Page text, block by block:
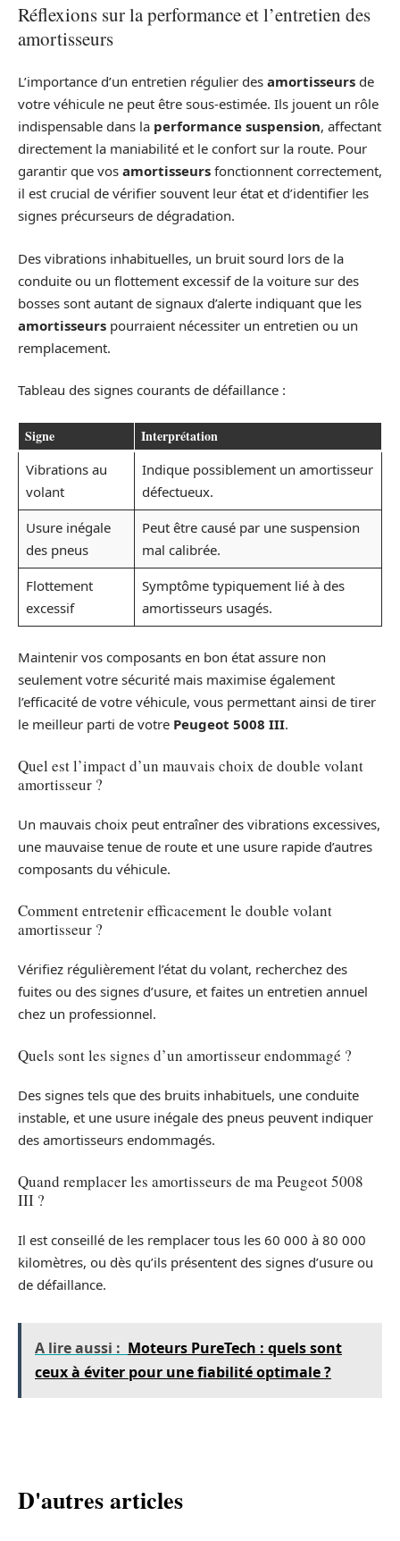
Réflexions sur la performance et l’entretien des
amortisseurs
L’importance d’un entretien régulier des amortisseurs de
votre véhicule ne peut être sous-estimée. Ils jouent un rôle
indispensable dans la performance suspension, affectant
directement la maniabilité et le confort sur la route. Pour
garantir que vos amortisseurs fonctionnent correctement,
il est crucial de vérifier souvent leur état et d’identifier les
signes précurseurs de dégradation.
Des vibrations inhabituelles, un bruit sourd lors de la
conduite ou un flottement excessif de la voiture sur des
bosses sont autant de signaux d’alerte indiquant que les
amortisseurs pourraient nécessiter un entretien ou un
remplacement.
Tableau des signes courants de défaillance :
Signe Interprétation
Vibrations au
volant
Indique possiblement un amortisseur
défectueux.
Usure inégale
des pneus
Peut être causé par une suspension
mal calibrée.
Flottement
excessif
Symptôme typiquement lié à des
amortisseurs usagés.
Maintenir vos composants en bon état assure non
seulement votre sécurité mais maximise également
l’efficacité de votre véhicule, vous permettant ainsi de tirer
le meilleur parti de votre Peugeot 5008 III.
Quel est l’impact d’un mauvais choix de double volant
amortisseur ?
Un mauvais choix peut entraîner des vibrations excessives,
une mauvaise tenue de route et une usure rapide d’autres
composants du véhicule.
Comment entretenir efficacement le double volant
amortisseur ?
Vérifiez régulièrement l’état du volant, recherchez des
fuites ou des signes d’usure, et faites un entretien annuel
chez un professionnel.
Quels sont les signes d’un amortisseur endommagé ?
Des signes tels que des bruits inhabituels, une conduite
instable, et une usure inégale des pneus peuvent indiquer
des amortisseurs endommagés.
Quand remplacer les amortisseurs de ma Peugeot 5008
III ?
Il est conseillé de les remplacer tous les 60 000 à 80 000
kilomètres, ou dès qu’ils présentent des signes d’usure ou
de défaillance.
A lire aussi : Moteurs PureTech : quels sont
ceux à éviter pour une fiabilité optimale ?
D'autres articles